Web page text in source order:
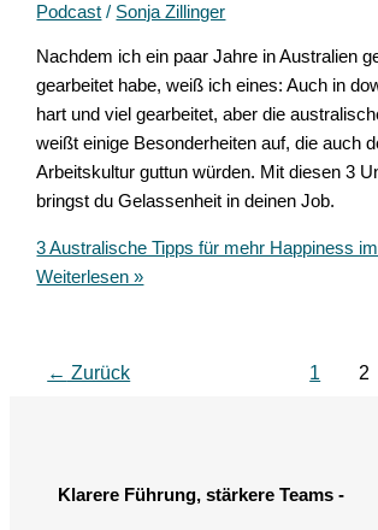
Podcast / Sonja Zillinger
Nachdem ich ein paar Jahre in Australien
gearbeitet habe, weiß ich eines: Auch in
hart und viel gearbeitet, aber die
weißt einige Besonderheiten auf, die auch
Arbeitskultur guttun würden. Mit diesen 3
bringst du Gelassenheit in deinen Job.
3 Australische Tipps für mehr Happiness
Weiterlesen »
← Zurück 1 2
Klarere Führung, stärkere Teams -